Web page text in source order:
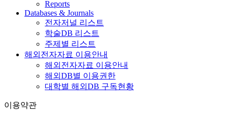
Reports
Databases & Journals
전자저널 리스트
학술DB 리스트
주제별 리스트
해외전자자료 이용안내
해외전자자료 이용안내
해외DB별 이용권한
대학별 해외DB 구독현황
이용약관